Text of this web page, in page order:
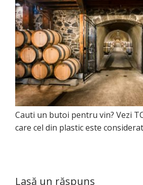
Cauti un butoi pentru vin? Vezi
care cel din plastic este
Lasă un răspuns